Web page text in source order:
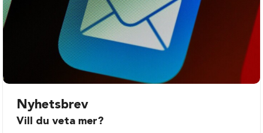
Nyhetsbrev
Vill du veta mer?